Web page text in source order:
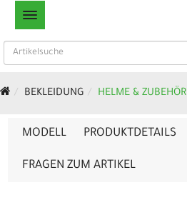
TOGGLE NAVIGATION
BEKLEIDUNG HELME & ZUBEHÖR
MODELL PRODUKTDETAILS
FRAGEN ZUM ARTIKEL